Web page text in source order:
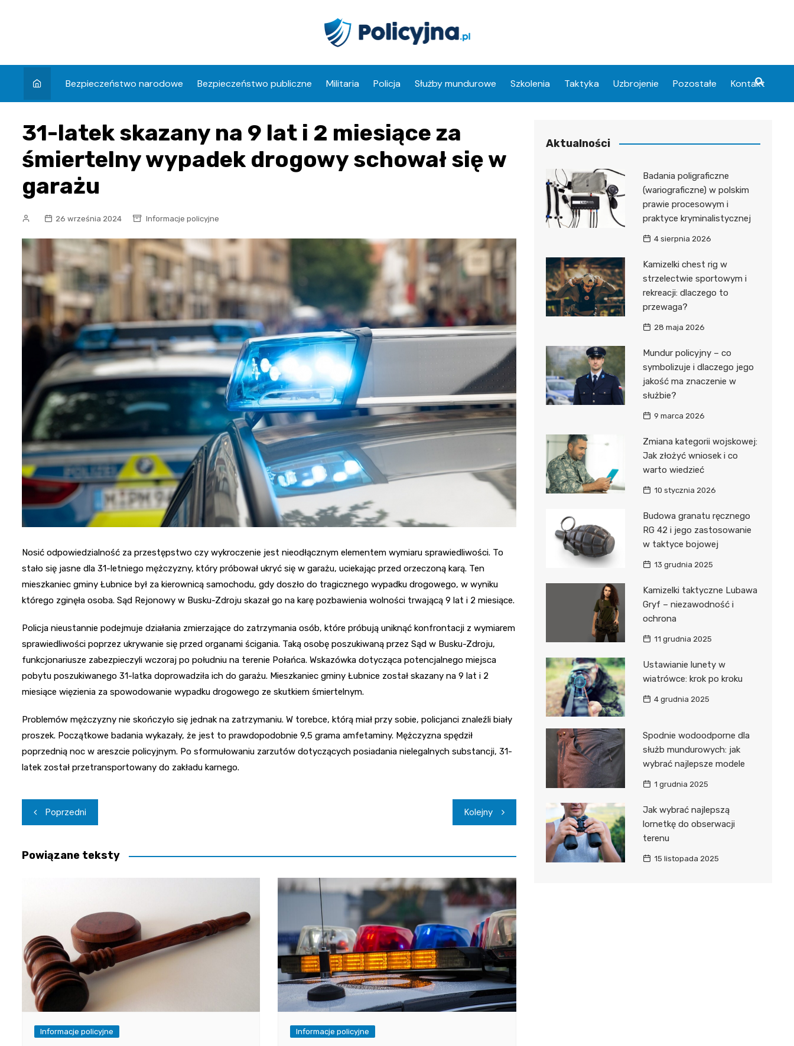
Bezpieczeństwo narodowe Bezpieczeństwo publiczne Militaria Policja Służby mundurowe Szkolenia Taktyka Uzbrojenie Pozostałe Kontakt
31-latek skazany na 9 lat i 2 miesiące za
śmiertelny wypadek drogowy schował się w
garażu
26 września 2024 Informacje policyjne
Nosić odpowiedzialność za przestępstwo czy wykroczenie jest nieodłącznym elementem wymiaru sprawiedliwości. To
stało się jasne dla 31-letniego mężczyzny, który próbował ukryć się w garażu, uciekając przed orzeczoną karą. Ten
mieszkaniec gminy Łubnice był za kierownicą samochodu, gdy doszło do tragicznego wypadku drogowego, w wyniku
którego zginęła osoba. Sąd Rejonowy w Busku-Zdroju skazał go na karę pozbawienia wolności trwającą 9 lat i 2 miesiące.
Policja nieustannie podejmuje działania zmierzające do zatrzymania osób, które próbują uniknąć konfrontacji z wymiarem
sprawiedliwości poprzez ukrywanie się przed organami ścigania. Taką osobę poszukiwaną przez Sąd w Busku-Zdroju,
funkcjonariusze zabezpieczyli wczoraj po południu na terenie Połańca. Wskazówka dotycząca potencjalnego miejsca
pobytu poszukiwanego 31-latka doprowadziła ich do garażu. Mieszkaniec gminy Łubnice został skazany na 9 lat i 2
miesiące więzienia za spowodowanie wypadku drogowego ze skutkiem śmiertelnym.
Problemów mężczyzny nie skończyło się jednak na zatrzymaniu. W torebce, którą miał przy sobie, policjanci znaleźli biały
proszek. Początkowe badania wykazały, że jest to prawdopodobnie 9,5 grama amfetaminy. Mężczyzna spędził
poprzednią noc w areszcie policyjnym. Po sformułowaniu zarzutów dotyczących posiadania nielegalnych substancji, 31-
latek został przetransportowany do zakładu karnego.
Nawigacja
wpisu
Poprzedni Kolejny
Powiązane teksty
Informacje policyjne Informacje policyjne
Aktualności
Badania poligraficzne
(wariograficzne) w polskim
prawie procesowym i
praktyce kryminalistycznej
4 sierpnia 2026
Kamizelki chest rig w
strzelectwie sportowym i
rekreacji: dlaczego to
przewaga?
28 maja 2026
Mundur policyjny – co
symbolizuje i dlaczego jego
jakość ma znaczenie w
służbie?
9 marca 2026
Zmiana kategorii wojskowej:
Jak złożyć wniosek i co
warto wiedzieć
10 stycznia 2026
Budowa granatu ręcznego
RG 42 i jego zastosowanie
w taktyce bojowej
13 grudnia 2025
Kamizelki taktyczne Lubawa
Gryf – niezawodność i
ochrona
11 grudnia 2025
Ustawianie lunety w
wiatrówce: krok po kroku
4 grudnia 2025
Spodnie wodoodporne dla
służb mundurowych: jak
wybrać najlepsze modele
1 grudnia 2025
Jak wybrać najlepszą
lornetkę do obserwacji
terenu
15 listopada 2025